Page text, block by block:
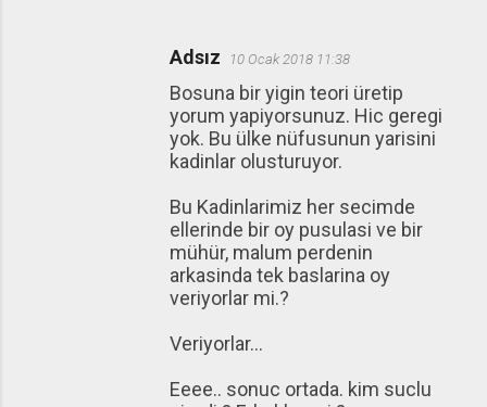
Adsız 10 Ocak 2018 11:38
Bosuna bir yigin teori üretip
yorum yapiyorsunuz. Hic geregi
yok. Bu ülke nüfusunun yarisini
kadinlar olusturuyor.
Bu Kadinlarimiz her secimde
ellerinde bir oy pusulasi ve bir
mühür, malum perdenin
arkasinda tek baslarina oy
veriyorlar mi.?
Veriyorlar...
Eeee.. sonuc ortada. kim suclu